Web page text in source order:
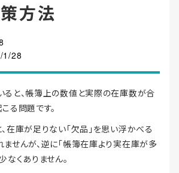
方法
1/28
ると、帳簿上の数値と実際の在庫数が合
る問題です。
在庫が足りない「欠品」を思い浮かべる
せんが、逆に「帳簿在庫より実在庫が多
なくありません。